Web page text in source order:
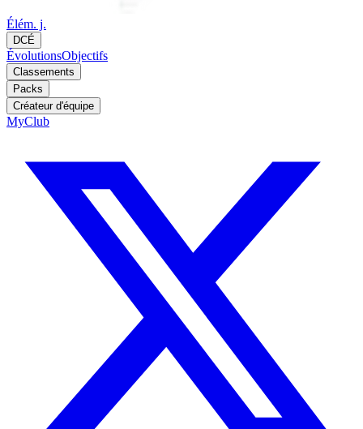
Élém. j.
DCÉ
ÉvolutionsObjectifs
Classements
Packs
Créateur d'équipe
MyClub